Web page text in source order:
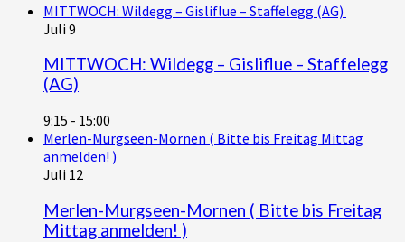
MITTWOCH: Wildegg – Gisliflue – Staffelegg (AG)
Juli 9
MITTWOCH: Wildegg – Gisliflue – Staffelegg
(AG)
9:15 - 15:00
Merlen-Murgseen-Mornen ( Bitte bis Freitag Mittag
anmelden! )
Juli 12
Merlen-Murgseen-Mornen ( Bitte bis Freitag
Mittag anmelden! )